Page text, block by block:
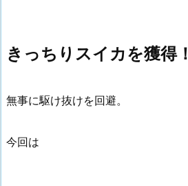
きっちりスイカを獲得！
無事に駆け抜けを回避。
今回は